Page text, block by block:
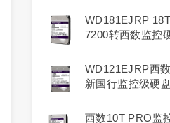
WD181EJRP
7200转西数监控
WD121EJRP西
新国行监控级硬
西数10T PRO监